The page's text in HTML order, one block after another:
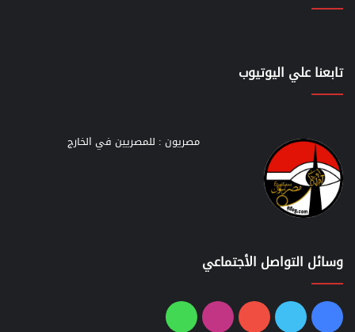
تابعنا علي اليوتيوب
مصريون : للمصريين في الخارج
وسائل التواصل الأجتماعي
فيسبوك
تويتر يوتيوبانستقرامواتساب